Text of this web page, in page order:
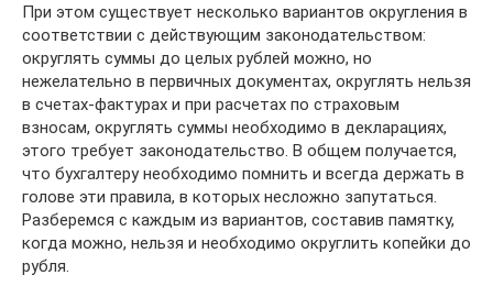
При этом существует несколько вариантов округления в
соответствии с действующим законодательством:
округлять суммы до целых рублей можно, но
нежелательно в первичных документах, округлять нельзя
в счетах-фактурах и при расчетах по страховым
взносам, округлять суммы необходимо в декларациях,
этого требует законодательство. В общем получается,
что бухгалтеру необходимо помнить и всегда держать в
голове эти правила, в которых несложно запутаться.
Разберемся с каждым из вариантов, составив памятку,
когда можно, нельзя и необходимо округлить копейки до
рубля.